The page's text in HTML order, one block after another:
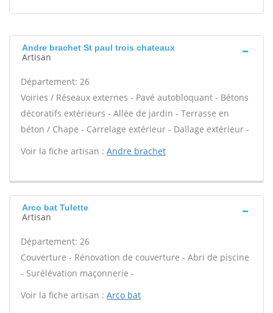
Andre brachet St paul trois chateaux
Artisan
Département: 26
Voiries / Réseaux externes - Pavé autobloquant - Bétons
décoratifs extérieurs - Allée de jardin - Terrasse en
béton / Chape - Carrelage extérieur - Dallage extérieur -
Voir la fiche artisan : Andre brachet
Arco bat Tulette
Artisan
Département: 26
Couverture - Rénovation de couverture - Abri de piscine
- Surélévation maçonnerie -
Voir la fiche artisan : Arco bat